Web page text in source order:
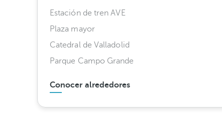
Estación de tren AVE
Plaza mayor
Catedral de Valladolid
Parque Campo Grande
Conocer alrededores